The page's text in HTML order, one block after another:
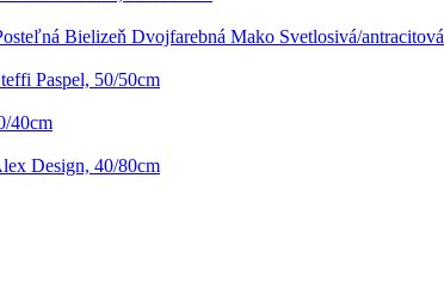
Bielizeň Dvojfarebná Mako Svetlosivá/antracitová
Paspel, 50/50cm
40cm
Design, 40/80cm